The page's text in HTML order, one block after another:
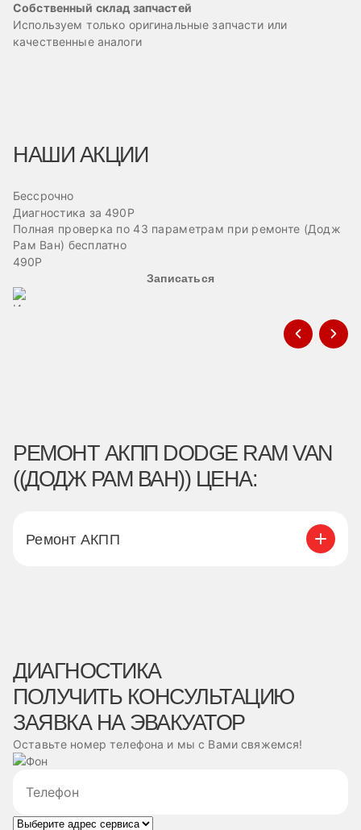
Собственный склад запчастей
Используем только оригинальные запчасти или
качественные аналоги
НАШИ АКЦИИ
Бессрочно
Диагностика за 490Р
Полная проверка по 43 параметрам при ремонте (Додж
Рам Ван) бесплатно
490Р
Записаться
РЕМОНТ АКПП DODGE RAM VAN
((ДОДЖ РАМ ВАН)) ЦЕНА:
Ремонт АКПП
ДИАГНОСТИКА
ПОЛУЧИТЬ КОНСУЛЬТАЦИЮ
ЗАЯВКА НА ЭВАКУАТОР
Оставьте номер телефона и мы с Вами свяжемся!